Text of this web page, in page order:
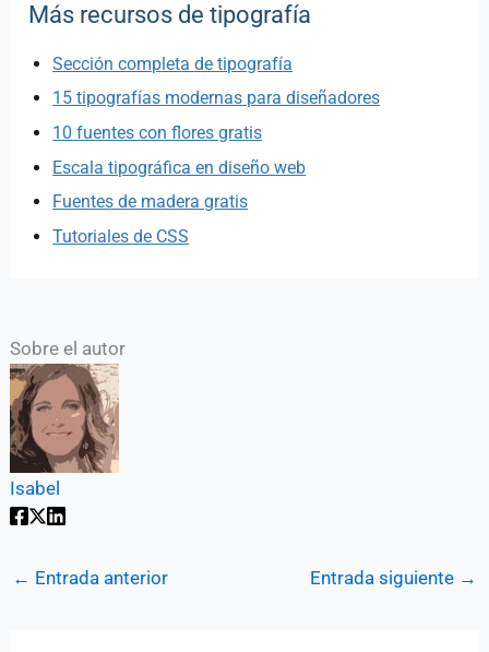
Más recursos de tipografía
Sección completa de tipografía
15 tipografías modernas para diseñadores
10 fuentes con flores gratis
Escala tipográfica en diseño web
Fuentes de madera gratis
Tutoriales de CSS
Sobre el autor
Isabel
← Entrada anterior Entrada siguiente →